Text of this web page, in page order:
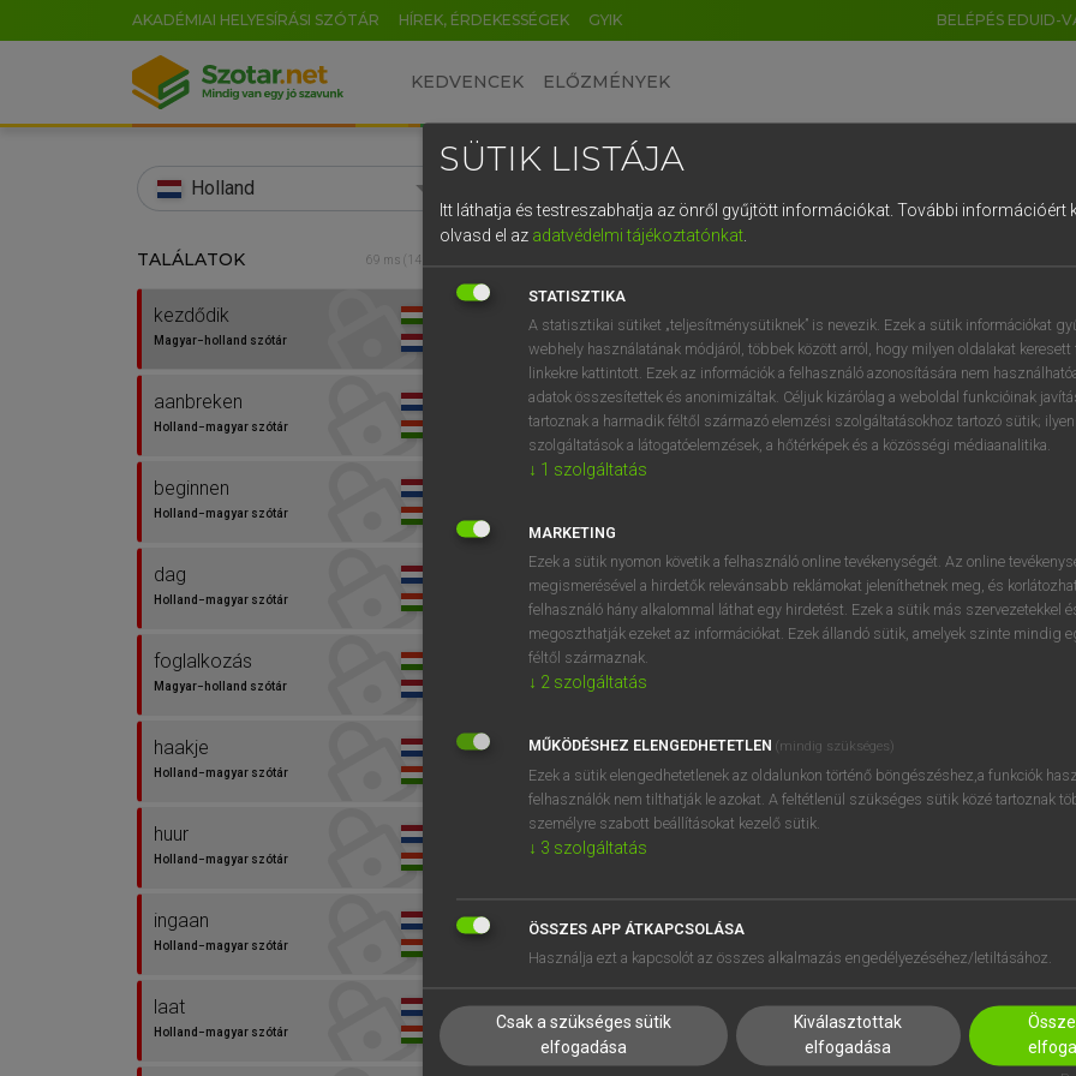
AKADÉMIAI HELYESÍRÁSI SZÓTÁR HÍREK, ÉRDEKESSÉGEK GYIK BELÉPÉS EDUID-
KEDVENCEK ELŐZMÉNYEK
Holland
TALÁLATOK 69 ms (14 db)
kezdődik
Magyar−holland szótár
aanbreken
Holland−magyar szótár
beginnen
Holland−magyar szótár
dag
Holland−magyar szótár
foglalkozás
Magyar−holland szótár
haakje
Holland−magyar szótár
huur
Holland−magyar szótár
ingaan
Holland−magyar szótár
laat
Holland−magyar szótár
Magyar−holland szótár
VAN ELŐFIZETÉSED?
megtekintéséhez.
BELÉPÉS
próbaverziójának
regisztrálok ésbelépek.
REGISZTRÁCIÓ
SÜTIK LISTÁJA
Itt láthatja és testreszabhatja az önről gyűjtött információkat. További információért
olvasd el az adatvédelmi tájékoztatónkat.
STATISZTIKA
A statisztikai sütiket „teljesítménysütiknek” is nevezik. Ezek a sütik információkat
webhely használatának módjáról, többek között arról, hogy milyen oldalakat keresett
linkekre kattintott. Ezek az információk a felhasználó azonosítására nem
adatok összesítettek és anonimizáltak. Céljuk kizárólag a weboldal funkcióinak
tartoznak a harmadik féltől származó elemzési szolgáltatásokhoz tartozó sütik;
szolgáltatások a látogatóelemzések, a hőtérképek és a közösségi médiaanalitika.
↓ 1 szolgáltatás
MARKETING
Ezek a sütik nyomon követik a felhasználó online tevékenységét. Az online
megismerésével a hirdetők relevánsabb reklámokat jeleníthetnek meg, és
felhasználó hány alkalommal láthat egy hirdetést. Ezek a sütik más szervezetekkel
megoszthatják ezeket az információkat. Ezek állandó sütik, amelyek szinte mindig
féltől származnak.
↓ 2 szolgáltatás
MŰKÖDÉSHEZ ELENGEDHETETLEN (mindig szükséges)
Ezek a sütik elengedhetetlenek az oldalunkon történő böngészéshez,a funkciók
felhasználók nem tilthatják le azokat. A feltétlenül szükséges sütik közé tartoznak
személyre szabott beállításokat kezelő sütik.
↓ 3 szolgáltatás
ÖSSZES APP ÁTKAPCSOLÁSA
Használja ezt a kapcsolót az összes alkalmazás engedélyezéséhez/letiltásához.
Csak a szükséges sütik
elfogadása
Kiválasztottak
elfogadása
EN HU DE CN FR ES IT NL
0 1 2 3 4 5 6 7 8 9
q w e r t z u i
a s d f g h j k l é
í y x c v b n m , .